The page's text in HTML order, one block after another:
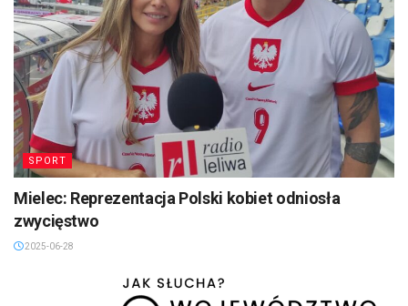
SPORT
Mielec: Reprezentacja Polski kobiet odniosła
zwycięstwo
2025-06-28